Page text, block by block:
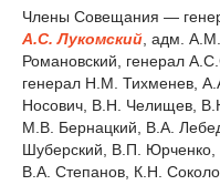
Члены Совещания —
А.С. Лукомский , адм.
Романовский, генерал
генерал Н.М. Тихменев,
Носович, В.Н. Челищев,
М.В. Бернацкий, В.A.
Шуберский, В.П. Юрченко,
В.А. Степанов, К.Н.